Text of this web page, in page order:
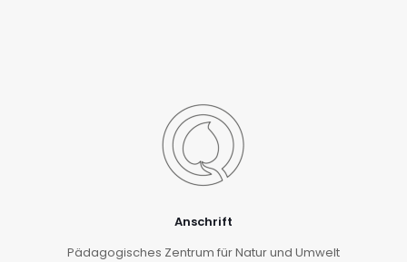
Anschrift
Pädagogisches Zentrum für Natur und Umwelt